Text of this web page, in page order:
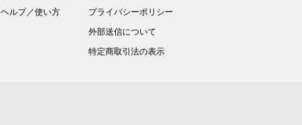
ヘルプ／使い方
プライバシーポリシー
外部送信について
特定商取引法の表示